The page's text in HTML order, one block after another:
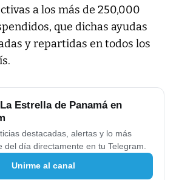
a los más de 250,000
que dichas ayudas
y repartidas en todos los
Estrella de Panamá en
destacadas, alertas y lo más
del día directamente en tu Telegram.
Unirme al canal